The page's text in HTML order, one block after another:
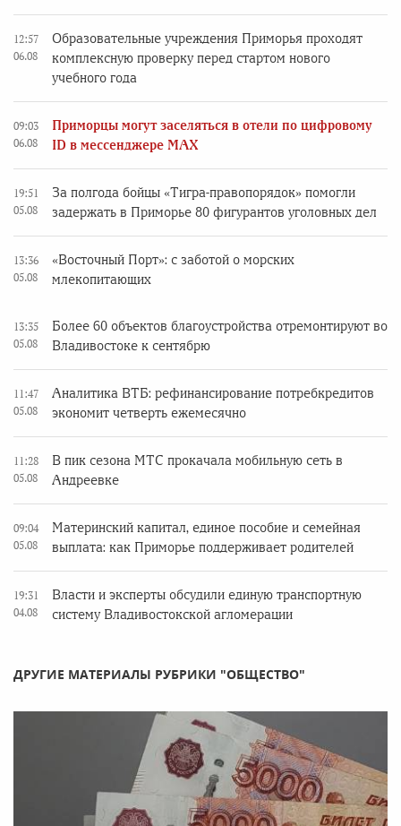
12:57
06.08
Образовательные учреждения Приморья проходят
комплексную проверку перед стартом нового
учебного года
09:03
06.08
Приморцы могут заселяться в отели по цифровому
ID в мессенджере MAX
19:51
05.08
За полгода бойцы «Тигра-правопорядок» помогли
задержать в Приморье 80 фигурантов уголовных дел
13:36
05.08
«Восточный Порт»: с заботой о морских
млекопитающих
13:35
05.08
Более 60 объектов благоустройства отремонтируют во
Владивостоке к сентябрю
11:47
05.08
Аналитика ВТБ: рефинансирование потребкредитов
экономит четверть ежемесячно
11:28
05.08
В пик сезона МТС прокачала мобильную сеть в
Андреевке
09:04
05.08
Материнский капитал, единое пособие и семейная
выплата: как Приморье поддерживает родителей
19:31
04.08
Власти и эксперты обсудили единую транспортную
систему Владивостокской агломерации
ДРУГИЕ МАТЕРИАЛЫ РУБРИКИ "ОБЩЕСТВО"